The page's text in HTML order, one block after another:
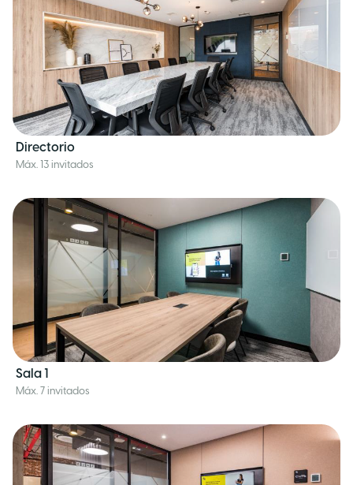
Directorio
Máx. 13 invitados
Sala 1
Máx. 7 invitados